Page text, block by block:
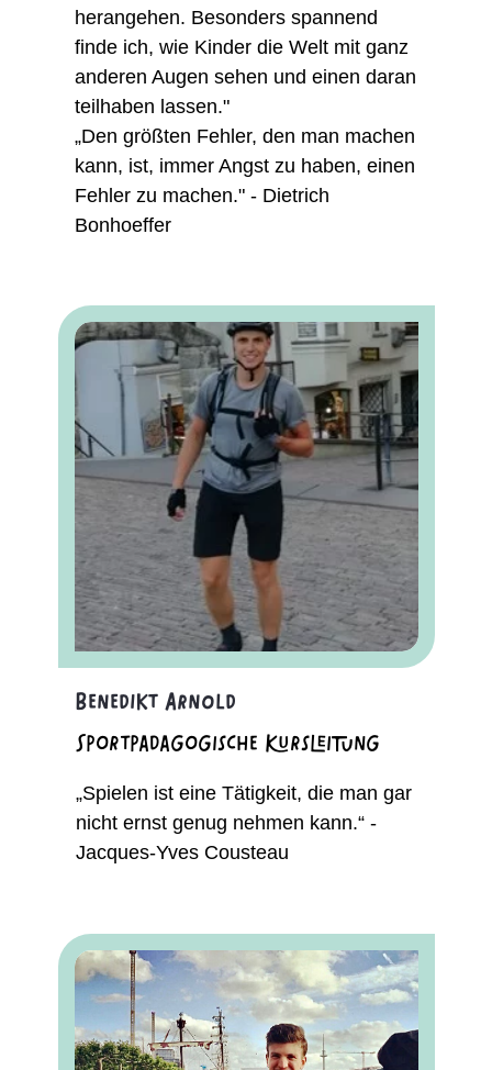
herangehen. Besonders spannend
finde ich, wie Kinder die Welt mit ganz
anderen Augen sehen und einen daran
teilhaben lassen."
„Den größten Fehler, den man machen
kann, ist, immer Angst zu haben, einen
Fehler zu machen." - Dietrich
Bonhoeffer
Benedikt Arnold
Sportpädagogische Kursleitung
„Spielen ist eine Tätigkeit, die man gar
nicht ernst genug nehmen kann.“ -
Jacques-Yves Cousteau